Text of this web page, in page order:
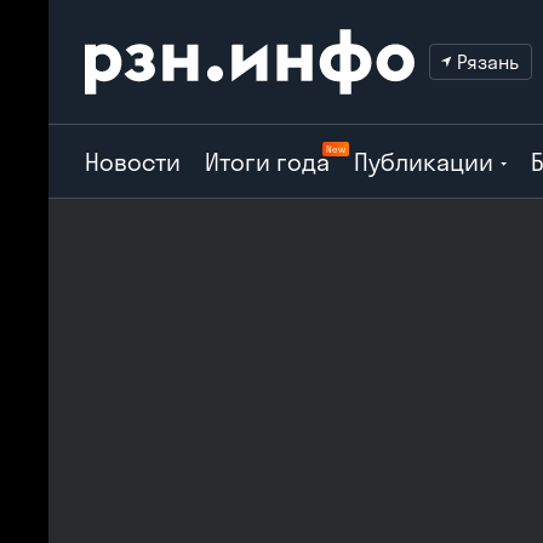
Рязань
Новости Итоги годаNew Публикации